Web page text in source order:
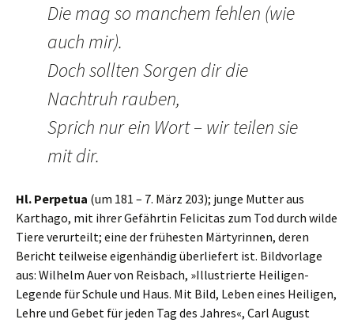
Die mag so manchem fehlen (wie
auch mir).
Doch sollten Sorgen dir die
Nachtruh rauben,
Sprich nur ein Wort – wir teilen sie
mit dir.
Hl. Perpetua (um 181 – 7. März 203); junge Mutter aus
Karthago, mit ihrer Gefährtin Felicitas zum Tod durch wilde
Tiere verurteilt; eine der frühesten Märtyrinnen, deren
Bericht teilweise eigenhändig überliefert ist. Bildvorlage
aus: Wilhelm Auer von Reisbach, »Illustrierte Heiligen-
Legende für Schule und Haus. Mit Bild, Leben eines Heiligen,
Lehre und Gebet für jeden Tag des Jahres«, Carl August